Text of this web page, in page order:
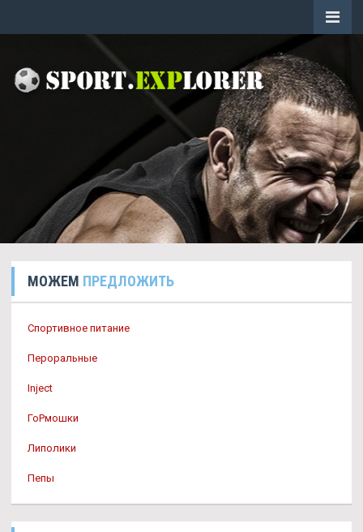
МОЖЕМ ПРЕДЛОЖИТЬ
Спортивное питание
Пероральные
Inject
ГоРмошки
Липолики
Пепы